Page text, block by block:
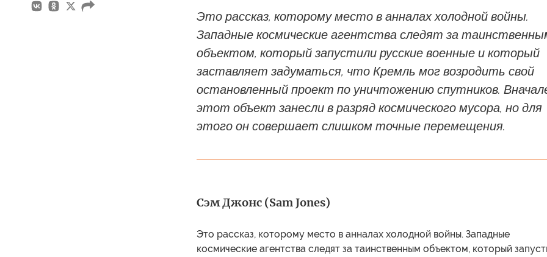
Это рассказ, которому место в анналах холодной войны.
Западные космические агентства следят за
объектом, который запустили русские военные и который
заставляет задуматься, что Кремль мог возродить свой
остановленный проект по уничтожению спутников.
этот объект занесли в разряд космического мусора, но для
этого он совершает слишком точные перемещения.
Сэм Джонс (Sam Jones)
Это рассказ, которому место в анналах холодной войны. Западные
космические агентства следят за таинственным объектом, который